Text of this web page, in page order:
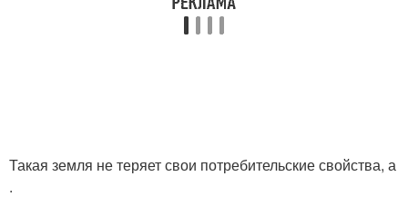
Такая земля не теряет свои потребительские свойства, а
.